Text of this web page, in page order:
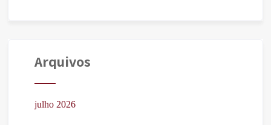
Arquivos
julho 2026